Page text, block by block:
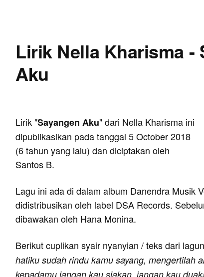
Lirik Nella Kharisma -
Aku
Lirik "Sayangen Aku" dari Nella Kharisma ini
dipublikasikan pada tanggal 5 October 2018
(6 tahun yang lalu) dan diciptakan oleh
Santos B.
Lagu ini ada di dalam album Danendra Musik
didistribusikan oleh label DSA Records.
dibawakan oleh Hana Monina.
Berikut cuplikan syair nyanyian / teks dari
hatiku sudah rindu kamu sayang, mengertilah
kepadamu jangan kau siakan, jangan kau